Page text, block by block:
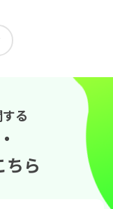
る
ちら